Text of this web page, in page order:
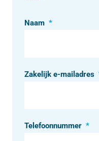
Naam *
Zakelijk e-mailadres
Telefoonnummer *